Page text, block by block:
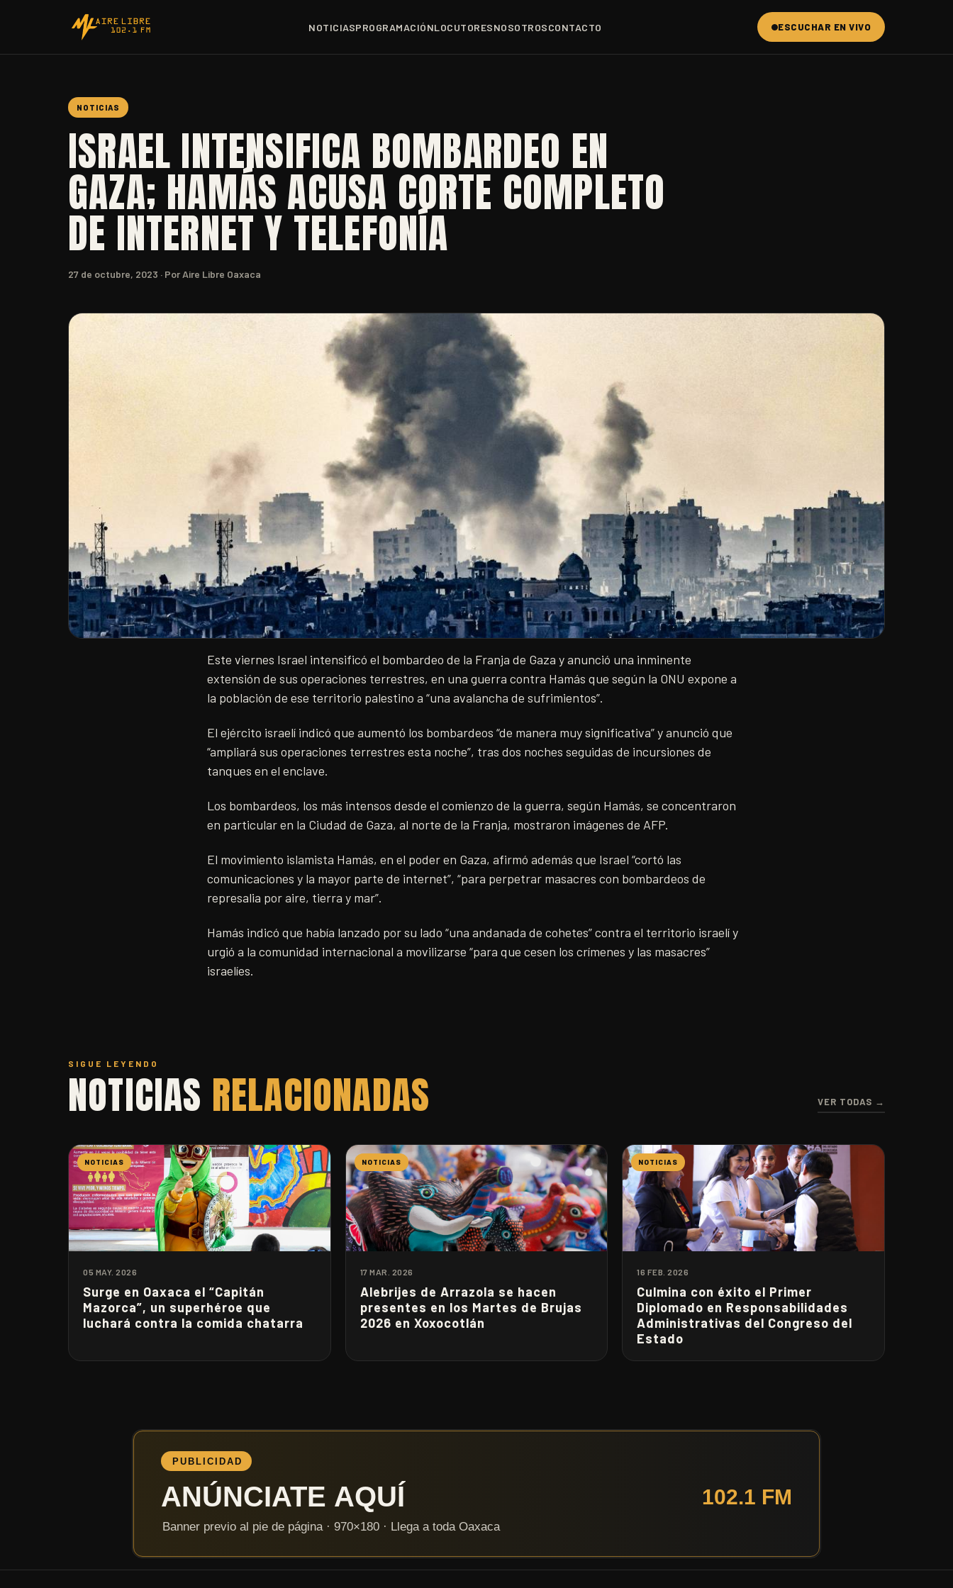
NOTICIASPROGRAMACIÓNLOCUTORESNOSOTROSCONTACTO ESCUCHAR EN VIVO
NOTICIAS
ISRAEL INTENSIFICA BOMBARDEO EN
GAZA; HAMÁS ACUSA CORTE COMPLETO
DE INTERNET Y TELEFONÍA
27 de octubre, 2023 · Por Aire Libre Oaxaca
Este viernes Israel intensificó el bombardeo de la Franja de Gaza y anunció una inminente
extensión de sus operaciones terrestres, en una guerra contra Hamás que según la ONU expone a
la población de ese territorio palestino a “una avalancha de sufrimientos”.
El ejército israelí indicó que aumentó los bombardeos “de manera muy significativa” y anunció que
“ampliará sus operaciones terrestres esta noche”, tras dos noches seguidas de incursiones de
tanques en el enclave.
Los bombardeos, los más intensos desde el comienzo de la guerra, según Hamás, se concentraron
en particular en la Ciudad de Gaza, al norte de la Franja, mostraron imágenes de AFP.
El movimiento islamista Hamás, en el poder en Gaza, afirmó además que Israel “cortó las
comunicaciones y la mayor parte de internet”, “para perpetrar masacres con bombardeos de
represalia por aire, tierra y mar”.
Hamás indicó que había lanzado por su lado “una andanada de cohetes” contra el territorio israelí y
urgió a la comunidad internacional a movilizarse “para que cesen los crímenes y las masacres”
israelíes.
SIGUE LEYENDO
NOTICIAS RELACIONADAS VER TODAS →
NOTICIAS
05 MAY. 2026
Surge en Oaxaca el “Capitán
Mazorca”, un superhéroe que
luchará contra la comida chatarra
NOTICIAS
17 MAR. 2026
Alebrijes de Arrazola se hacen
presentes en los Martes de Brujas
2026 en Xoxocotlán
NOTICIAS
16 FEB. 2026
Culmina con éxito el Primer
Diplomado en Responsabilidades
Administrativas del Congreso del
Estado